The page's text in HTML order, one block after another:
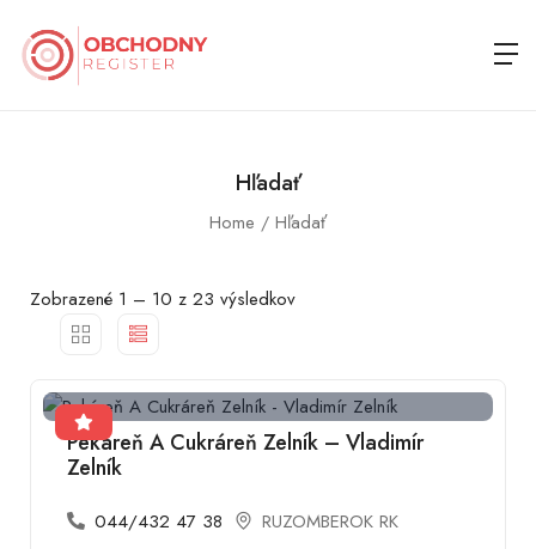
Hľadať
Home Hľadať
Zobrazené 1 – 10 z 23 výsledkov
Pekáreň A Cukráreň Zelník – Vladimír
Zelník
044/432 47 38
RUZOMBEROK RK